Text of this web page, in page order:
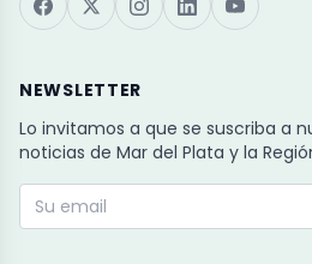
NEWSLETTER
Lo invitamos a que se suscriba a
noticias de Mar del Plata y la